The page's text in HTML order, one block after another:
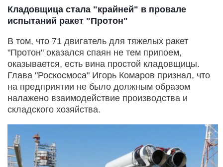
Кладовщица стала "крайней" в провале
испытаний ракет "Протон"
В том, что 71 двигатель для тяжелых ракет
"Протон" оказался спаян не тем припоем,
оказывается, есть вина простой кладовщицы.
Глава "Роскосмоса" Игорь Комаров признал, что
на предприятии не было должным образом
налажено взаимодействие производства и
складского хозяйства.